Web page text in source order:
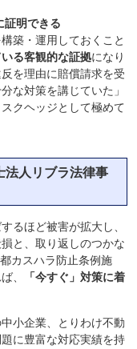
証明できる
築・運用しておくこと
る客観的な証拠になり
を理由に賠償請求を受
な対策を講じていた」
クヘッジとして極めて
法人リブラ法律事
るほど被害が拡大し、
と、取り返しのつかな
カスハラ防止条例施
、
「今すぐ」対策に着
小企業、とりわけ不動
に豊富な対応実績を持